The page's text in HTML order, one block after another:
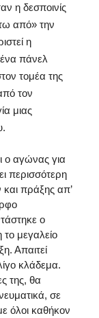
η δεσποινίς
από» την
η
πάνελ
τομέα της
τον
μιας
ο αγώνας για
περισσότερη
και πράξης απ’
ο
μεγαλείο
Απαιτεί
κλάδεμα.
της, θα
σε
όλοι καθήκον